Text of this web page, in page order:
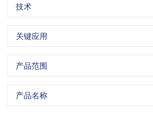
技术
关键应用
产品范围
产品名称